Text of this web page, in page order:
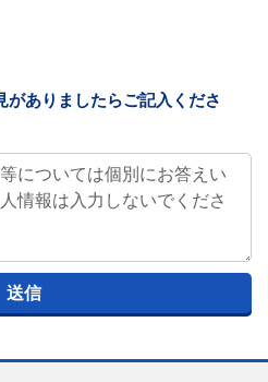
がありましたらご記入くださ